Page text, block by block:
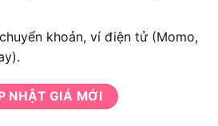
khoản, ví điện tử (Momo,
NHẬT GIÁ MỚI
20V Total TDSLI2051 125mm số lượng